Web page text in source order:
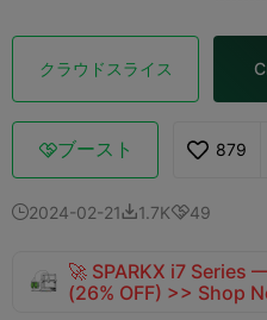
クラウドスライス
ブースト 879
2024-02-211.7K49
🚀 SPARKX i7 Series
(26% OFF) >> Shop